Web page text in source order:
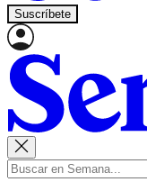
Suscríbete